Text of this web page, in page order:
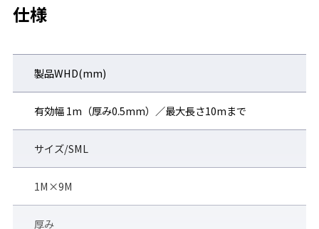
製品特長
接着剤不要。水だけでOK。「誰でも」「どこでも」「何
度でも」簡単貼り付け
仕様
製品WHD(mm)
有効幅 1m（厚み0.5mm）／最大長さ10mまで
サイズ/SML
1M×9M
厚み